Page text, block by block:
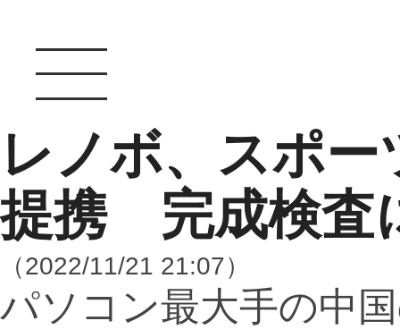
レノボ、スポ
提携 完成検査
（2022/11/21 21:07）
パソコン最大手の中